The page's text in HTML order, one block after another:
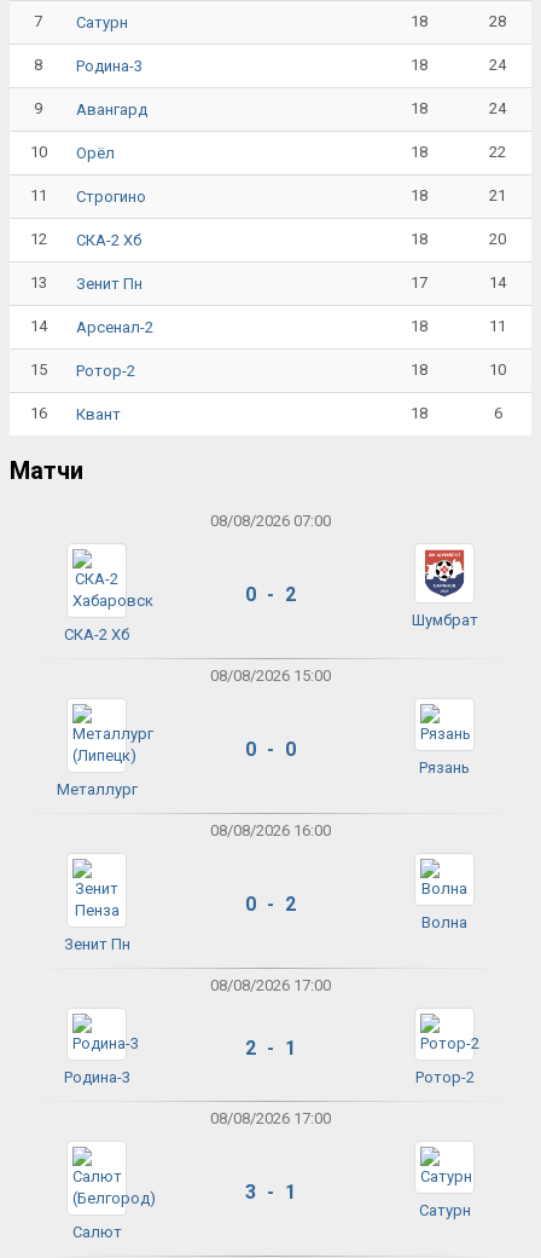
7 Сатурн 18 28
8 Родина-3 18 24
9 Авангард 18 24
10 Орёл 18 22
11 Строгино 18 21
12 СКА-2 Хб 18 20
13 Зенит Пн 17 14
14 Арсенал-2 18 11
15 Ротор-2 18 10
16 Квант 18 6
Матчи
08/08/2026 07:00
СКА-2 Хб
0 - 2
Шумбрат
08/08/2026 15:00
Металлург
0 - 0
Рязань
08/08/2026 16:00
Зенит Пн
0 - 2
Волна
08/08/2026 17:00
Родина-3
2 - 1
Ротор-2
08/08/2026 17:00
Салют
3 - 1
Сатурн